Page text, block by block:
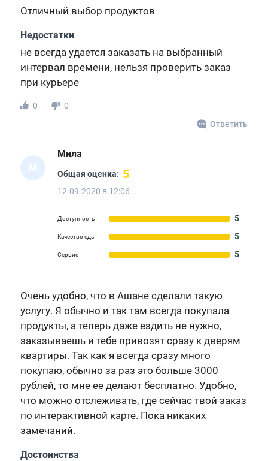
Отличный выбор продуктов
Недостатки
не всегда удается заказать на выбранный
интервал времени, нельзя проверить заказ
при курьере
0
0
Ответить
М
Мила
Общая оценка: 5
12.09.2020 в 12:06
Доступность 5
Качество еды 5
Сервис 5
Очень удобно, что в Ашане сделали такую
услугу. Я обычно и так там всегда покупала
продукты, а теперь даже ездить не нужно,
заказываешь и тебе привозят сразу к дверям
квартиры. Так как я всегда сразу много
покупаю, обычно за раз это больше 3000
рублей, то мне ее делают бесплатно. Удобно,
что можно отслеживать, где сейчас твой заказ
по интерактивной карте. Пока никаких
замечаний.
Достоинства